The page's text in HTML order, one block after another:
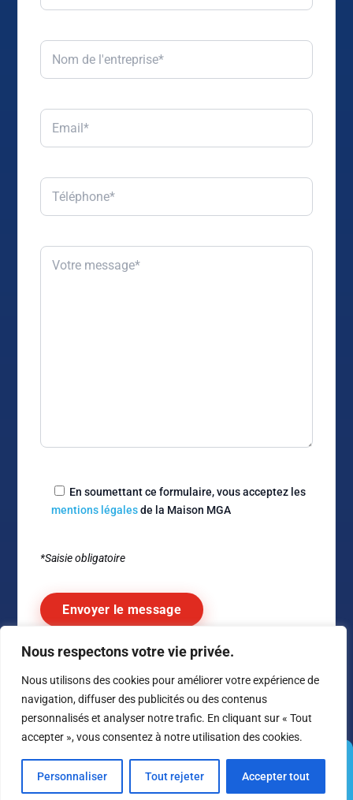
Nous respectons votre vie privée.
Nous utilisons des cookies pour améliorer votre expérience de
navigation, diffuser des publicités ou des contenus
personnalisés et analyser notre trafic. En cliquant sur « Tout
accepter », vous consentez à notre utilisation des cookies.
Personnaliser Tout rejeter Accepter tout
En soumettant ce formulaire, vous acceptez les
mentions légalesde la Maison MGA
*Saisie obligatoire
Alternative:
© 1980 –2026Maison MGA – Tous droits réservés –Conditions
Générales de ventes
Contact